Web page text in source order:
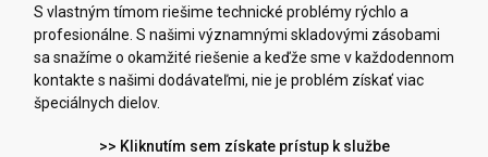
S vlastným tímom riešime technické problémy rýchlo a
profesionálne. S našimi významnými skladovými zásobami
sa snažíme o okamžité riešenie a keďže sme v každodennom
kontakte s našimi dodávateľmi, nie je problém získať viac
špeciálnych dielov.
>> Kliknutím sem získate prístup k službe